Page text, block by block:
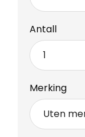
Antall
Merking